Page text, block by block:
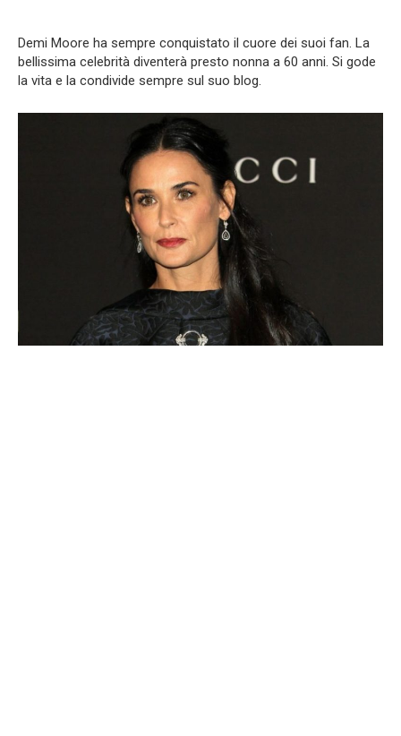
Demi Moore ha sempre conquistato il cuore dei suoi fan. La
bellissima celebrità diventerà presto nonna a 60 anni. Si gode
la vita e la condivide sempre sul suo blog.